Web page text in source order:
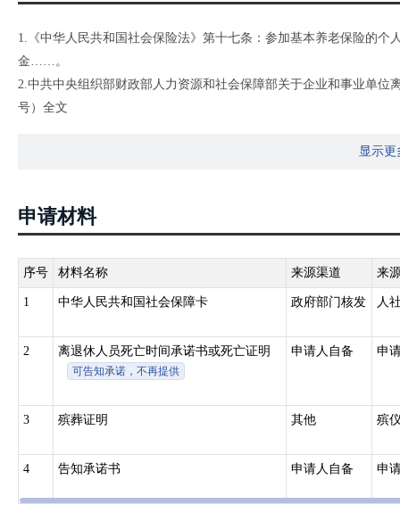
1.《中华人民共和国社会保险法》第十七条：参加基本养老保险的
金……。
2.中共中央组织部财政部人力资源和社会保障部关于企业和事业单位
号）全文
5.河南省劳动和社会保障厅关于企业离休人员死亡一次性抚恤金计发
知（豫人社〔2013〕44号）全文 7.人力资源和社会保障部 财政部《
号）全文
显示更
申请材料
序号 材料名称 来源渠道 来
1 中华人民共和国社会保障卡 政府部门核发 人
2 离退休人员死亡时间承诺书或死亡证明
可告知承诺，不再提供
申请人自备 申
3 殡葬证明 其他 殡
4 告知承诺书 申请人自备 申